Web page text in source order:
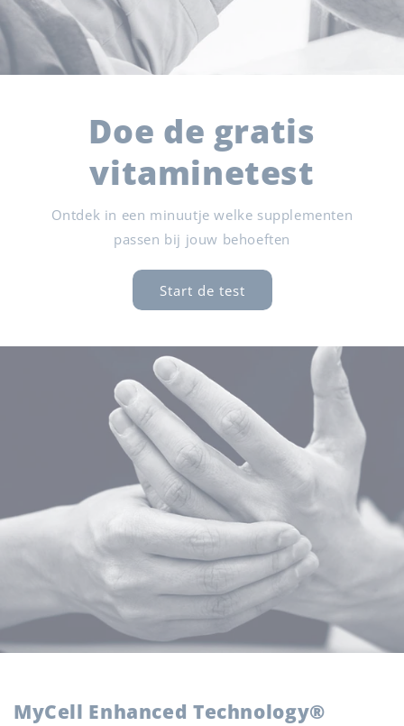
Doe de gratis
vitaminetest
Ontdek in een minuutje welke supplementen
passen bij jouw behoeften
Start de test
MyCell Enhanced Technology®